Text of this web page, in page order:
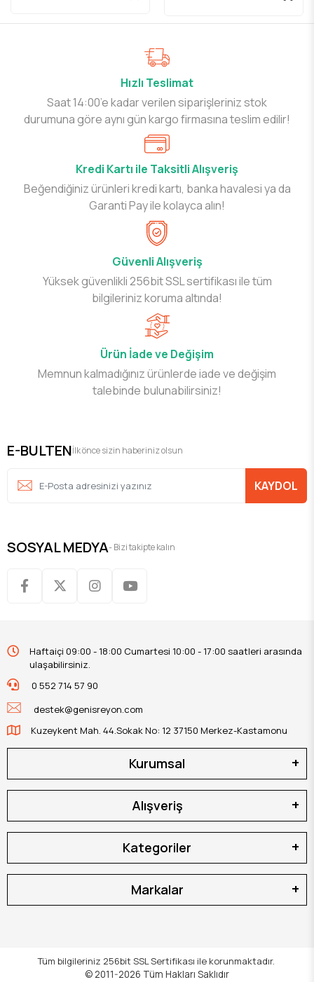
Hızlı Teslimat
Saat 14:00’e kadar verilen siparişleriniz stok
durumuna göre aynı gün kargo firmasına teslim edilir!
Kredi Kartı ile Taksitli Alışveriş
Beğendiğiniz ürünleri kredi kartı, banka havalesi ya da
Garanti Pay ile kolayca alın!
Güvenli Alışveriş
Yüksek güvenlikli 256bit SSL sertifikası ile tüm
bilgileriniz koruma altında!
Ürün İade ve Değişim
Memnun kalmadığınız ürünlerde iade ve değişim
talebinde bulunabilirsiniz!
E-BULTENİlk önce sizin haberiniz olsun
KAYDOL
SOSYAL MEDYA- Bizi takipte kalın
Haftaiçi 09:00 - 18:00 Cumartesi 10:00 - 17:00 saatleri arasında
ulaşabilirsiniz.
0 552 714 57 90
destek@genisreyon.com
Kuzeykent Mah. 44.Sokak No: 12 37150 Merkez-Kastamonu
Kurumsal
Alışveriş
Kategoriler
Markalar
Tüm bilgileriniz 256bit SSL Sertifikası ile korunmaktadır.
© 2011-2026 Tüm Hakları Saklıdır